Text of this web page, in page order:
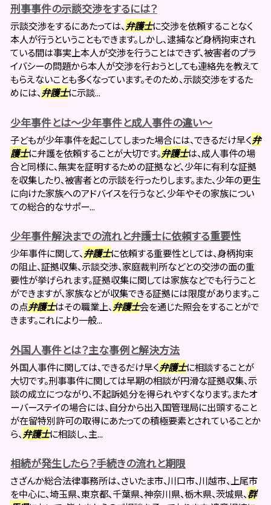
刑事事件の示談交渉をするには？
示談交渉をするにあたっては、 弁護士に交渉を依頼することなく
本人が行うということもできます。しかし、逮捕など身柄拘束され
ている間は事実上本人が交渉を行うことはできず、被害者のプラ
イバシーの問題から本人が交渉を行おうとしても連絡先を教えて
もらえないことも多くなっています。そのため、示談交渉をするた
めには、 弁護士に示談...
少年事件とは～少年事件と成人事件の違い～
子どもが少年事件を起こしてしまった場合には、できるだけ早く弁
護士に弁護を依頼することが大切です。弁護士は、成人事件の場
合と同様に、無実を証明するための証拠など、少年に有利な証拠
を収集したり、被害者との示談を行ったりします。また、少年の更生
に向けた家族へのアドバイスを行うなど、少年やその家族につい
ての総合的なサポー...
少年事件解決までの流れと弁護士に依頼する重要性
少年事件に関して、 弁護士に依頼する重要性としては、身柄拘束
の阻止、証拠収集、示談交渉、家庭裁判所などとの交渉の面の重
要性が挙げられます。証拠収集に関しては家族などでも行うこと
ができますが、家族などが収集できる証拠には限度があります。こ
の点弁護士はその職業上、 弁護士会を通じた照会をすることがで
きます。これにより一般...
外国人事件とは？主な事例と解決方法
外国人事件に関しては、できるだけ早く弁護士に相談することが
大切です。刑事事件に関しては早期の相談が円滑な証拠収集、示
談の成立につながり、不起訴処分を得られやすくなります。またオ
ーバーステイの場合には、自分から出入国管理局に出頭すること
が在留特別許可の取得にあたっての積極要素とされていることか
ら、 弁護士に相談し、主...
相続が発生したら？手続きの流れと期限
さざんか総合法律事務所は、さいたま市、川口市、川越市、上尾市
を中心に、埼玉県、東京都、千葉県、神奈川県、栃木県、茨城県、群